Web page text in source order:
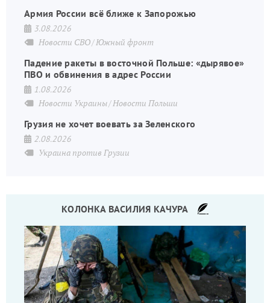
Армия России всё ближе к Запорожью
3.08.2026
Новости СВО Южный фронт
Падение ракеты в восточной Польше: «дырявое»
ПВО и обвинения в адрес России
1.08.2026
Новости Украины Новости Польши
Грузия не хочет воевать за Зеленского
2.08.2026
Украина против Грузии
КОЛОНКА ВАСИЛИЯ КАЧУРА